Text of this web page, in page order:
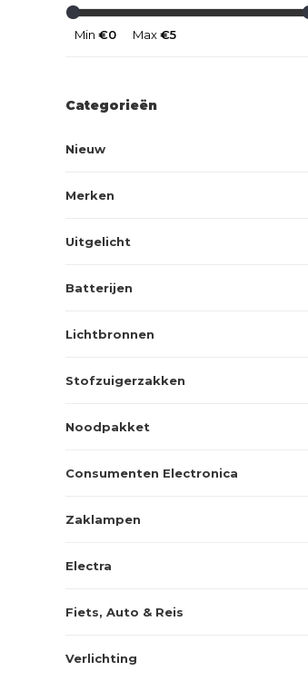
Min €0 Max€5
Categorieën
Nieuw
Merken
Uitgelicht
Batterijen
Lichtbronnen
Stofzuigerzakken
Noodpakket
Consumenten Electronica
Zaklampen
Electra
Fiets, Auto & Reis
Verlichting